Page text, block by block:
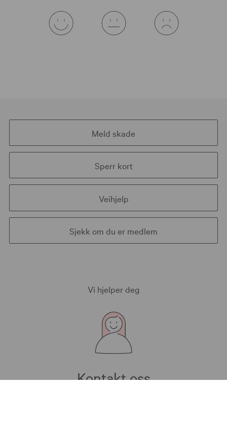
Meld skade
Sperr kort
Veihjelp
Sjekk om du er medlem
Vi hjelper deg
Kontakt oss